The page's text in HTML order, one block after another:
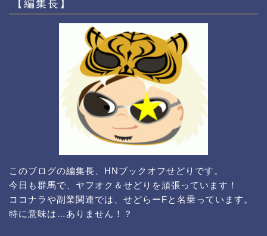
【編集長】
このブログの編集長、HNブックオフせどりです。
今日も群馬で、ヤフオク＆せどりを頑張っています！
ココナラや副業関連では、せどらーFと名乗っています。
特に意味は…ありません！？